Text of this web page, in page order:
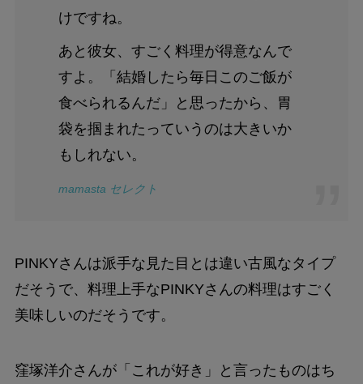
けですね。
あと彼女、すごく料理が得意なんで
すよ。「結婚したら毎日このご飯が
食べられるんだ」と思ったから、胃
袋を掴まれたっていうのは大きいか
もしれない。
mamasta セレクト
PINKYさんは派手な見た目とは違い古風なタイプ
だそうで、料理上手なPINKYさんの料理はすごく
美味しいのだそうです。
窪塚洋介さんが「これが好き」と言ったものはち